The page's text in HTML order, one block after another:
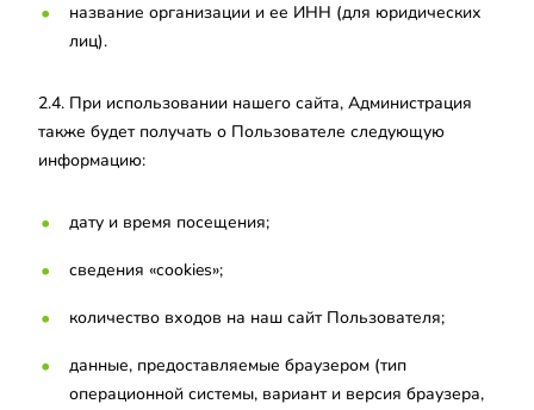
название организации и ее ИНН (для юридических
лиц).
2.4. При использовании нашего сайта, Администрация
также будет получать о Пользователе следующую
информацию:
дату и время посещения;
сведения «cookies»;
количество входов на наш сайт Пользователя;
данные, предоставляемые браузером (тип
операционной системы, вариант и версия браузера,